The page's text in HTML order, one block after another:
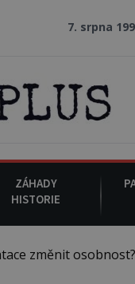
7. srpna 1994: Na
ZÁHADY
HISTORIE
změnit